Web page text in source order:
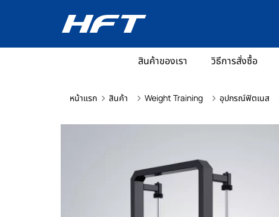
สินค้าของเรา วิธีการสั่งซื้อ
หน้าแรก สินค้า Weight Training อุปกรณ์ฟิตเนส